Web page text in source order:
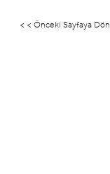
< < Önceki Sayfaya Dön